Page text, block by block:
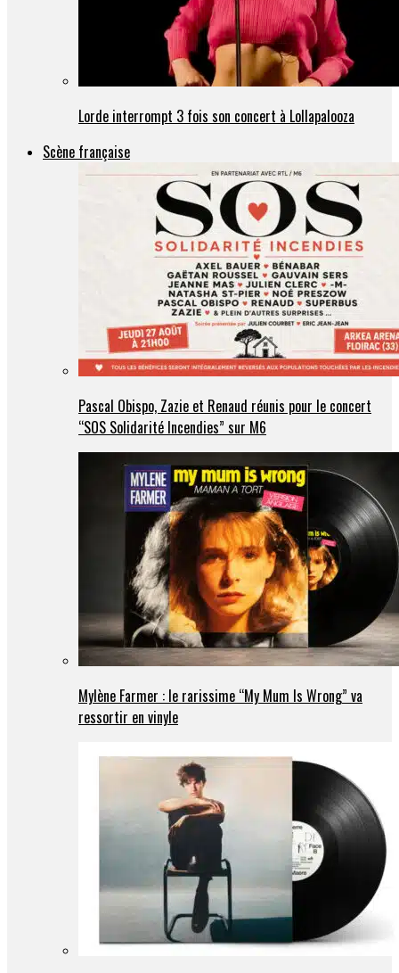
Lorde interrompt 3 fois son concert à Lollapalooza
Scène française
Pascal Obispo, Zazie et Renaud réunis pour le concert
“SOS Solidarité Incendies” sur M6
Mylène Farmer : le rarissime “My Mum Is Wrong” va
ressortir en vinyle